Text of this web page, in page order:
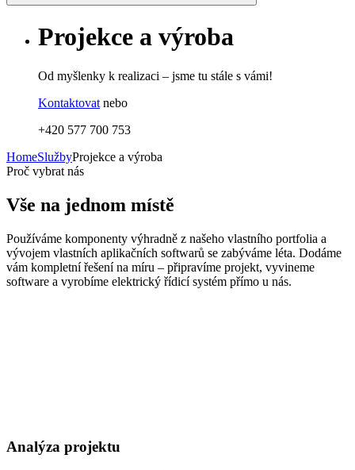
Projekce a výroba
Od myšlenky k realizaci – jsme tu stále s vámi!
Kontaktovat nebo
+420 577 700 753
HomeSlužbyProjekce a výroba
Proč vybrat nás
Vše na jednom místě
Používáme komponenty výhradně z našeho vlastního portfolia a
vývojem vlastních aplikačních softwarů se zabýváme léta. Dodáme
vám kompletní řešení na míru – připravíme projekt, vyvineme
software a vyrobíme elektrický řídicí systém přímo u nás.
Analýza projektu